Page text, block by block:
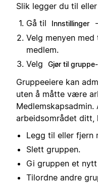
Slik legger du til
Gå til
Innstillinger
Velg menyen
medlem.
Velg
Gjør til
Gruppeeiere kan
uten å måtte være
arbeidsområdet ditt,
Legg til eller fjern
Slett gruppen.
Gi gruppen et
Tilordne andre